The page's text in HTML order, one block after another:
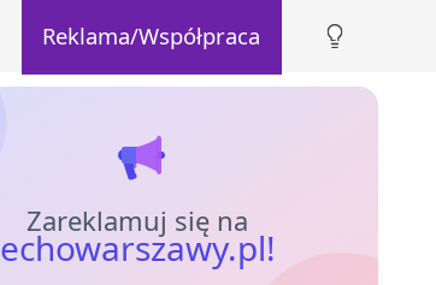
Reklama/Współpraca
Zareklamuj się na
echowarszawy.pl!